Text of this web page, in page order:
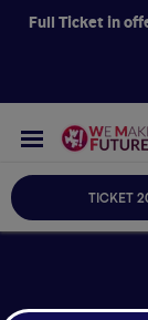
Full Ticket in
TICKET